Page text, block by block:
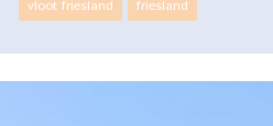
vloot friesland
friesland